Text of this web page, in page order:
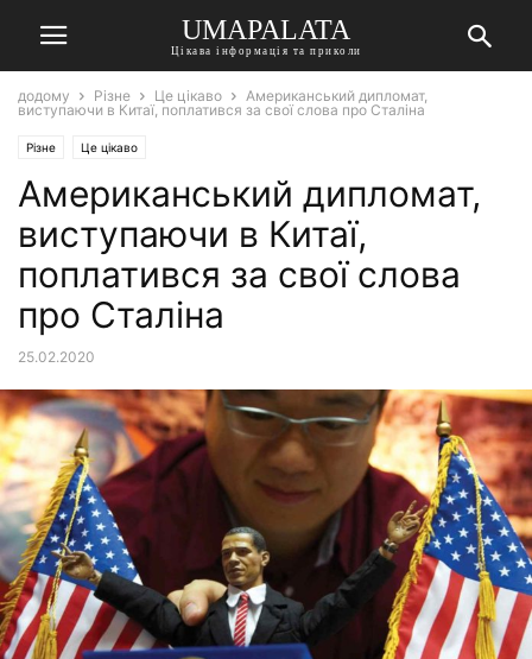
UMAPALATA
Цікава інформація та приколи
додому Різне Це цікаво
Американський дипломат,
виступаючи в Китаї, поплатився за свої слова про Сталіна
Різне Це цікаво
Американський дипломат,
виступаючи в Китаї,
поплатився за свої слова
про Сталіна
25.02.2020